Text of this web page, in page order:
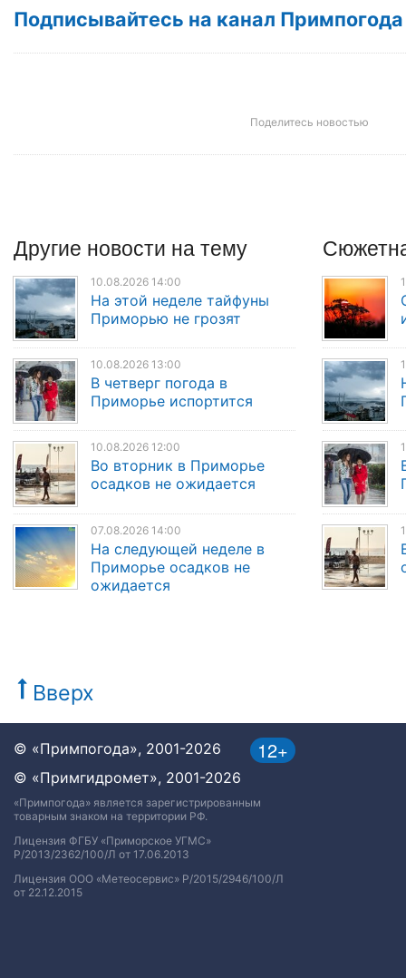
Подписывайтесь на канал
Поделитесь новостью
Другие новости на тему
10.08.2026 14:00
На этой неделе тайфуны
Приморью не грозят
10.08.2026 13:00
В четверг погода в
Приморье испортится
10.08.2026 12:00
Во вторник в Приморье
осадков не ожидается
07.08.2026 14:00
На следующей неделе в
Приморье осадков не
ожидается
Вверх
12+
© «Примпогода», 2001-2026
© «Примгидромет», 2001-2026
«Примпогода» является зарегистрированным
товарным знаком на территории РФ.
Лицензия ФГБУ «Приморское УГМС»
Р/2013/2362/100/Л от 17.06.2013
Лицензия ООО «Метеосервис» Р/2015/2946/100/Л
от 22.12.2015